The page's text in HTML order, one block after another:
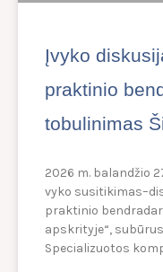
Įvyko
praktinio
tobulinimas
2026 m. balandžio
vyko
praktinio
apskrityje“,
Specializuotos